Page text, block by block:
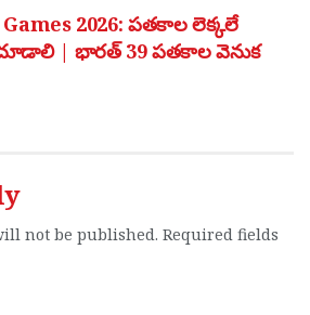
2026: పతకాల లెక్కలే
| భారత్ 39 పతకాల వెనుక
not be published. Required fields